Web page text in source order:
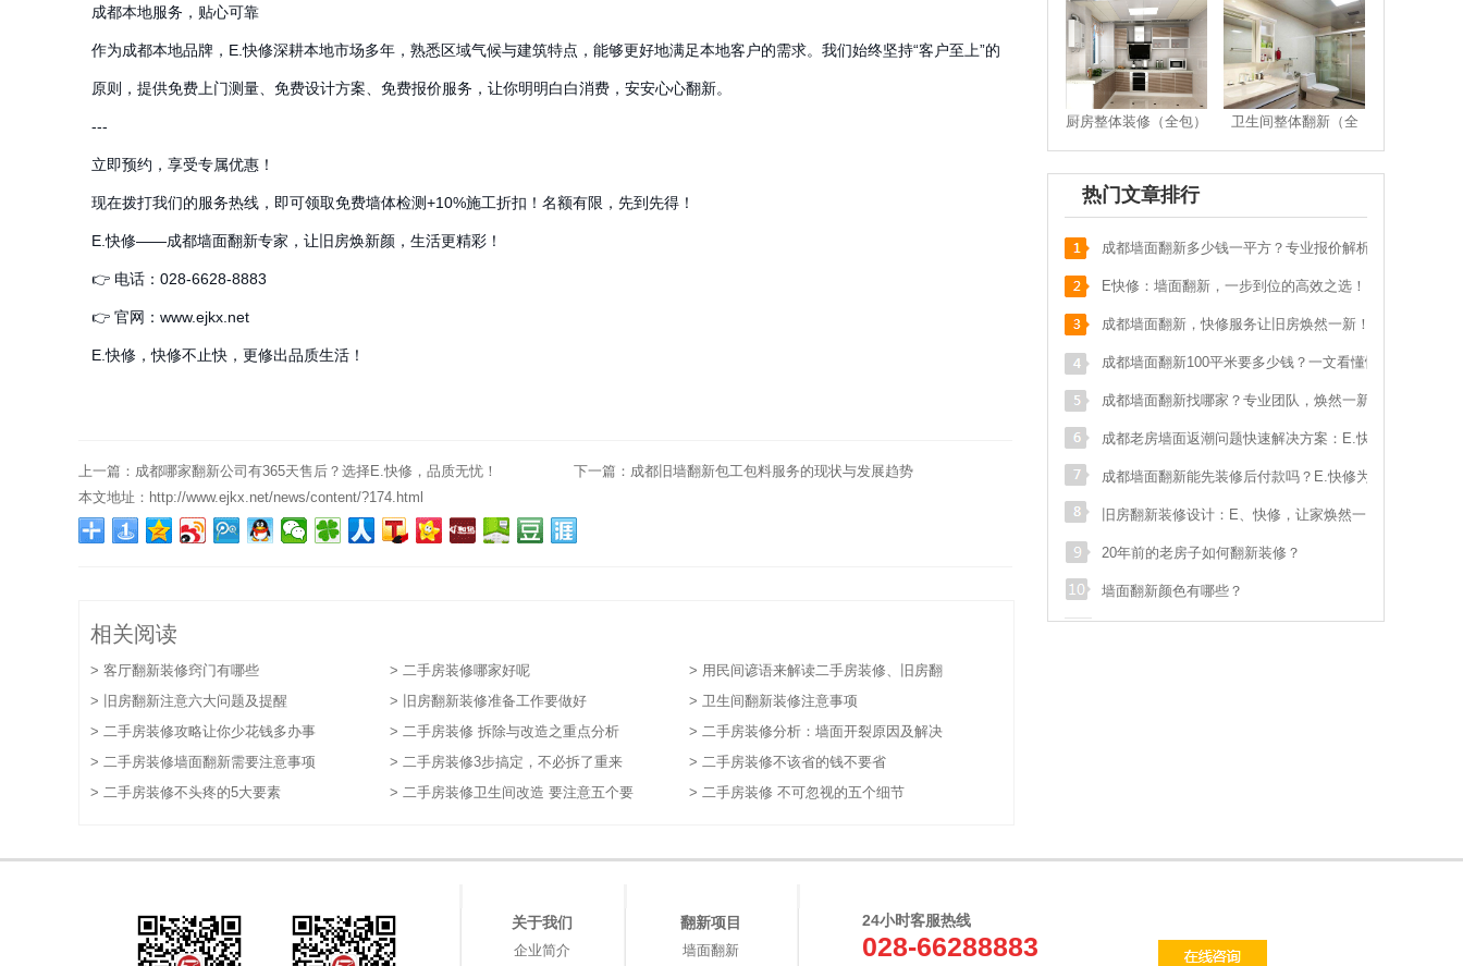
苟** 马鞍北路116号 136****178 预约成功
张** 武青路 133****587 预约成功
刘** 保利 151****017 预约成功
李** 奥克斯广场写字楼 152****219 预约成功
明** 天祥街蓝色港湾
李**
王** 长融街一代天骄 136****384 预约成功
t** test 123****911 预约成功
何** 四道街 189****651 预约成功
s** sdf 028****548 预约成功
袁** 双流航空港临港路和 138****070
魏** 御府花都 186****006
厨房整体装修（全包）
卫生间整体翻新（全
包）
热门文章排行
成都墙面翻新多少钱一平方？专业报价解析，
省钱又省心！
E快修：墙面翻新，一步到位的高效之选！
成都墙面翻新，快修服务让旧房焕然一新！
成都墙面翻新100平米要多少钱？一文看懂性
价比之王！
成都墙面翻新找哪家？专业团队，焕然一新的
家！
成都老房墙面返潮问题快速解决方案：E.快修
专业指南
成都墙面翻新能先装修后付款吗？E.快修为您
解答：专业、高效、无忧的墙面翻新解决方案
旧房翻新装修设计：E、快修，让家焕然一
新！
20年前的老房子如何翻新装修？
墙面翻新颜色有哪些？
成都本地服务，贴心可靠
作为成都本地品牌，E.快修深耕本地市场多年，熟悉区域气候与建筑特点，能够更好地满足本地客户的需求。我们始终坚持“客户至上”的
原则，提供免费上门测量、免费设计方案、免费报价服务，让你明明白白消费，安安心心翻新。
---
立即预约，享受专属优惠！
现在拨打我们的服务热线，即可领取免费墙体检测+10%施工折扣！名额有限，先到先得！
E.快修——成都墙面翻新专家，让旧房焕新颜，生活更精彩！
👉 电话：028-6628-8883
👉 官网：www.ejkx.net
E.快修，快修不止快，更修出品质生活！
上一篇： 成都哪家翻新公司有365天售后？选择E.快修，品质无忧！ 下一篇： 成都旧墙翻新包工包料服务的现状与发展趋势
本文地址： http://www.ejkx.net/news/content/?174.html
相关阅读
> 客厅翻新装修窍门有哪些 > 二手房装修哪家好呢
> 用民间谚语来解读二手房装修、旧房翻
新
> 旧房翻新注意六大问题及提醒 > 旧房翻新装修准备工作要做好
> 卫生间翻新装修注意事项
> 二手房装修攻略让你少花钱多办事
> 二手房装修 拆除与改造之重点分析
> 二手房装修分析：墙面开裂原因及解决
方法
> 二手房装修墙面翻新需要注意事项 > 二手房装修3步搞定，不必拆了重来
> 二手房装修不该省的钱不要省
> 二手房装修不头疼的5大要素
> 二手房装修卫生间改造 要注意五个要
> 二手房装修 不可忽视的五个细节
关于我们
企业简介
翻新项目
墙面翻新
24小时客服热线
028-66288883